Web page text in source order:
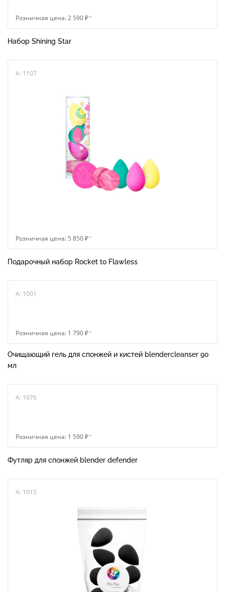
Розничная цена: 2 590 ₽*
Набор Shining Star
A: 1107
Розничная цена: 5 850 ₽*
Подарочный набор Rocket to Flawless
A: 1001
Розничная цена: 1 790 ₽*
Очищающий гель для спонжей и кистей blendercleanser 90
мл
A: 1076
Розничная цена: 1 590 ₽*
Футляр для спонжей blender defender
A: 1015